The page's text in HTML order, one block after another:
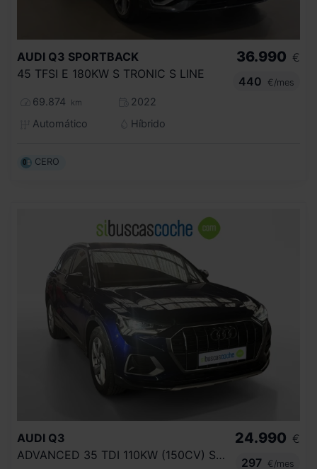
AUDI Q3 SPORTBACK
45 TFSI E 180KW S TRONIC S LINE
69.874 km
2022
Automático
Híbrido
36.990 €
440
€/mes
CERO
AUDI Q3
ADVANCED 35 TDI 110KW (150CV) S TRONIC
24.990 €
297
€/mes